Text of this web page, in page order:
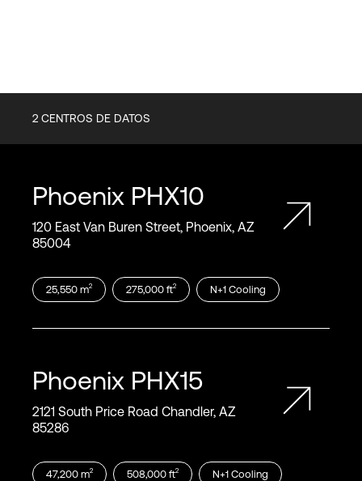
2 CENTROS DE DATOS
Phoenix PHX10
120 East Van Buren Street, Phoenix, AZ
85004
25,550 m2 275,000 ft2 N+1 Cooling
Phoenix PHX15
2121 South Price Road Chandler, AZ
85286
47,200 m2 508,000 ft2 N+1 Cooling